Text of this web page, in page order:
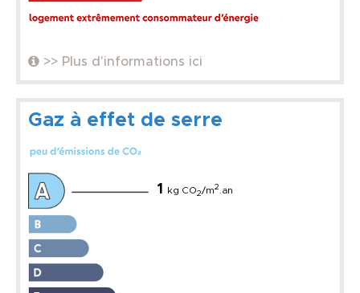
>> Plus d'informations ici
Gaz à effet de serre
1 kg CO2/m2 .an